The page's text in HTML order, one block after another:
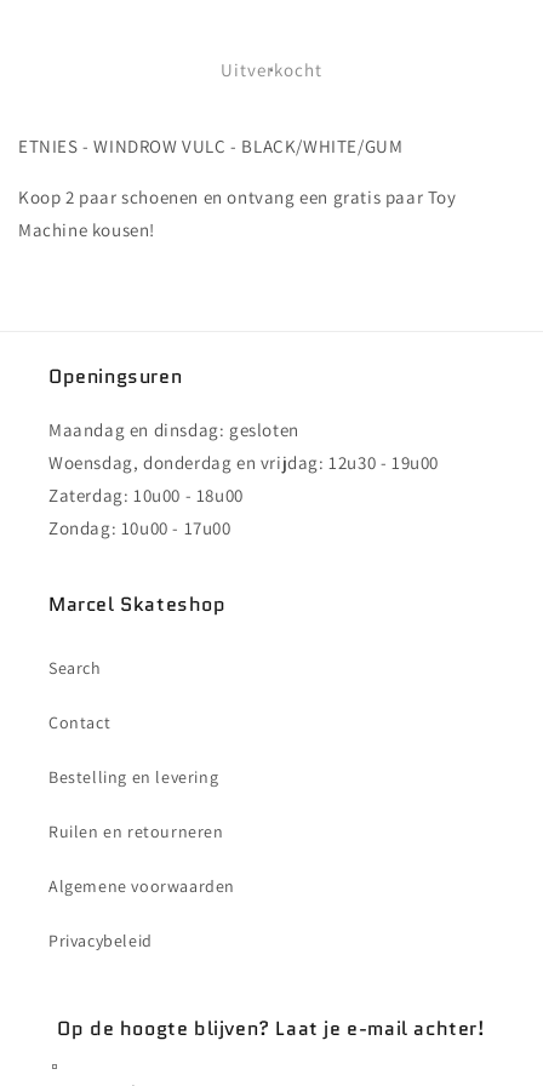
VULC
BLACK/WHITE/GUM
ETNIES
VULC
BLACK/WHITE/GUM
Uitverkocht
ETNIES - WINDROW VULC - BLACK/WHITE/GUM
Koop 2 paar schoenen en ontvang een gratis paar Toy
Machine kousen!
Openingsuren
Maandag en dinsdag: gesloten
Woensdag, donderdag en vrijdag: 12u30 - 19u00
Zaterdag: 10u00 - 18u00
Zondag: 10u00 - 17u00
Marcel Skateshop
Search
Contact
Bestelling en levering
Ruilen en retourneren
Algemene voorwaarden
Privacybeleid
Op de hoogte blijven? Laat je e-mail achter!